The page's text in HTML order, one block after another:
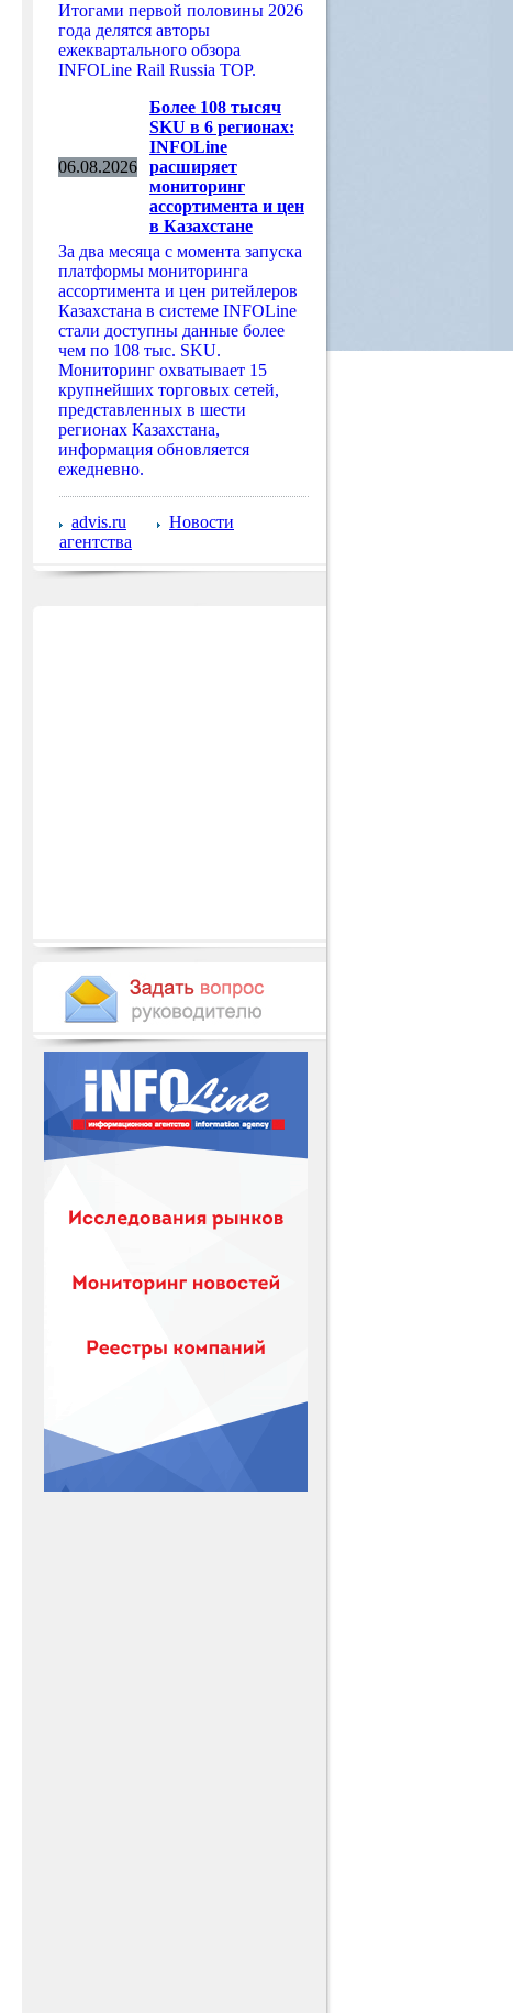
Итогами первой половины 2026
года делятся авторы
ежеквартального обзора
INFOLine Rail Russia TOP.
06.08.2026
Более 108 тысяч
SKU в 6 регионах:
INFOLine
расширяет
мониторинг
ассортимента и цен
в Казахстане
За два месяца с момента запуска
платформы мониторинга
ассортимента и цен ритейлеров
Казахстана в системе INFOLine
стали доступны данные более
чем по 108 тыс. SKU.
Мониторинг охватывает 15
крупнейших торговых сетей,
представленных в шести
регионах Казахстана,
информация обновляется
ежедневно.
advis.ru
Новости
агентства